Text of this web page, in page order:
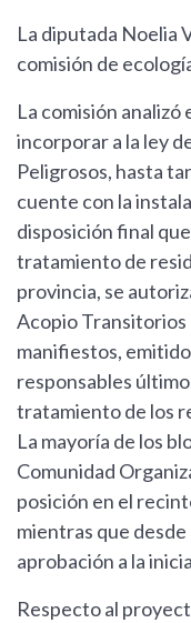
La diputada Noelia
comisión de
La comisión
incorporar a la ley
Peligrosos, hasta
cuente con la
disposición final
tratamiento de
provincia, se
Acopio
manifiestos,
responsables
tratamiento de los
La mayoría de los
Comunidad
posición en el
mientras que
aprobación a la
Respecto al